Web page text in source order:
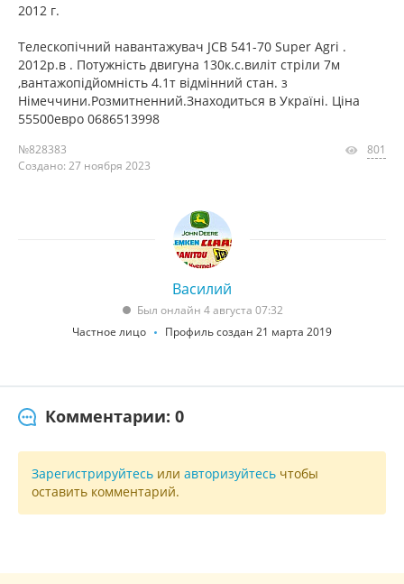
2012 г.
Телескопічний навантажувач JCB 541-70 Super Agri .
2012р.в . Потужність двигуна 130к.с.виліт стріли 7м
,вантажопідйомність 4.1т відмінний стан. з
Німеччини.Розмитненний.Знаходиться в Україні. Ціна
55500евро 0686513998
№828383
Создано: 27 ноября 2023
801
Василий
Был онлайн 4 августа 07:32
Частное лицо
Профиль создан 21 марта 2019
Комментарии: 0
Зарегистрируйтесь или авторизуйтесь чтобы
оставить комментарий.